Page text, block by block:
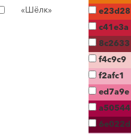
«Шёлк»
e23d28
c41e3a
8c2633
f4c9c9
f2afc1
ed7a9e
a50544
6e022d